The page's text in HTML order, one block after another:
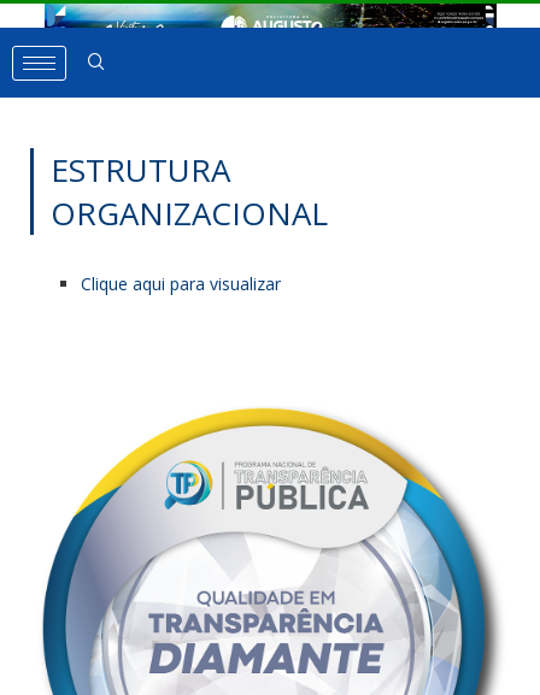
ESTRUTURA
ORGANIZACIONAL
Clique aqui para visualizar